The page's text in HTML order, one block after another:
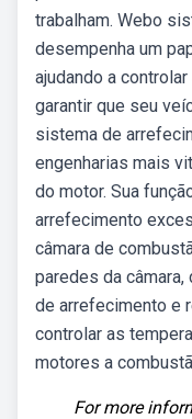
trabalham. Webo
desempenha um
ajudando a
garantir que seu
sistema de
engenharias mais
do motor. Sua
arrefecimento
câmara de
paredes da
de arrefecimento e
controlar as
motores a
For more